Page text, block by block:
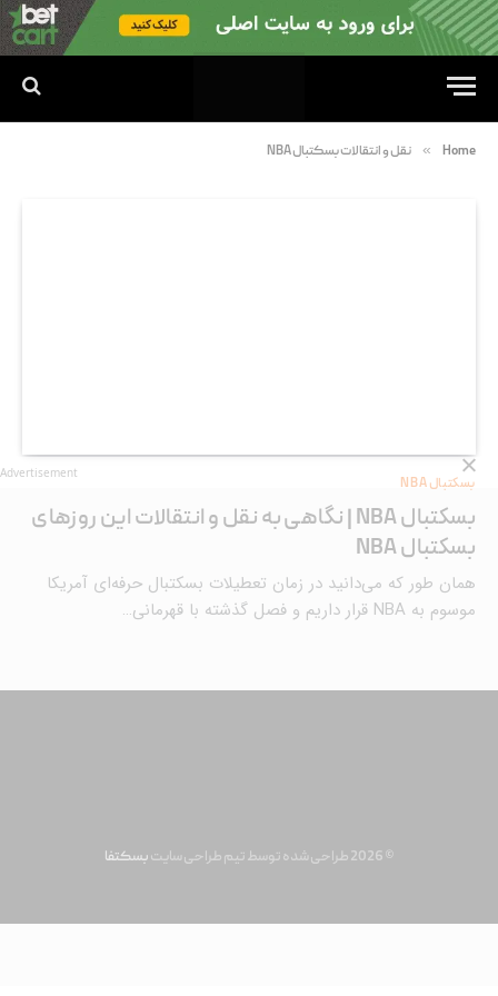
Home
» نقل و انتقالات بسکتبال NBA
بسکتبال NBA
بسکتبال NBA | نگاهی به نقل و انتقالات این روزهای
بسکتبال NBA
همان طور که می‌دانید در زمان تعطیلات بسکتبال حرفه‌ای آمریکا
موسوم به NBA قرار داریم و فصل گذشته با قهرمانی…
© 2026 طراحی شده توسط تیم طراحی سایت بسکتفا
Advertisement